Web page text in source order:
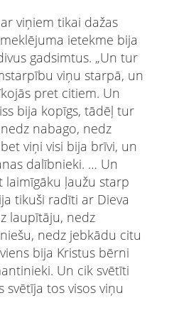
viņiem tikai dažas
ietekme bija
gadsimtus. „Un tur
viņu starpā, un
pret citiem. Un
bija kopīgs, tādēļ tur
nabago, nedz
viņi visi bija brīvi, un
dalībnieki. … Un
ļaužu starp
tikuši radīti ar Dieva
laupītāju, nedz
nedz jebkādu citu
bija Kristus bērni
Un cik svētīti
svētīja tos visos viņu